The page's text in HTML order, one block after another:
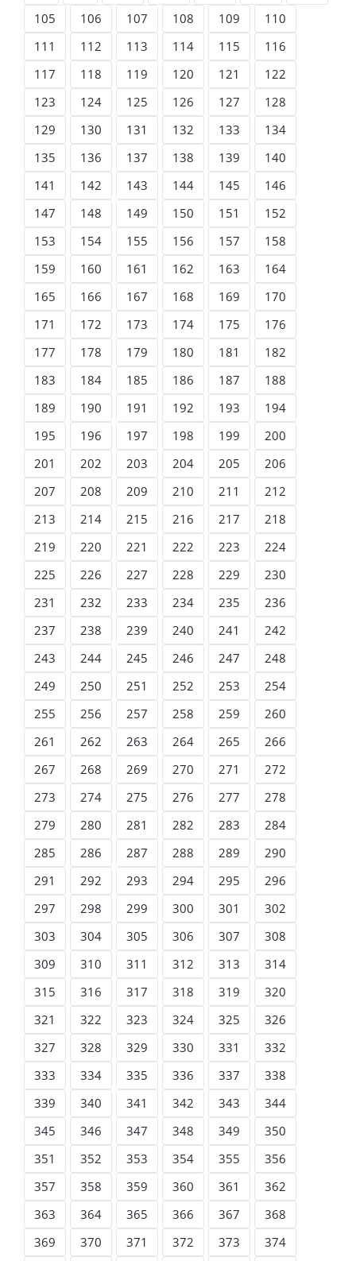
105
106 107 108 109
110
111
112 113 114 115
116
117
118 119 120 121
122
123
124 125 126 127
128
129
130 131 132 133
134
135
136 137 138 139
140
141
142 143 144 145
146
147
148 149 150 151
152
153
154 155 156 157
158
159
160 161 162 163
164
165
166 167 168 169
170
171
172 173 174 175
176
177
178 179 180 181
182
183
184 185 186 187
188
189
190 191 192 193
194
195
196 197 198 199
200
201
202 203 204 205
206
207
208 209 210 211
212
213
214 215 216 217
218
219
220 221 222 223
224
225
226 227 228 229
230
231
232 233 234 235
236
237
238 239 240 241
242
243
244 245 246 247
248
249
250 251 252 253
254
255
256 257 258 259
260
261
262 263 264 265
266
267
268 269 270 271
272
273
274 275 276 277
278
279
280 281 282 283
284
285
286 287 288 289
290
291
292 293 294 295
296
297
298 299 300 301
302
303
304 305 306 307
308
309
310 311 312 313
314
315
316 317 318 319
320
321
322 323 324 325
326
327
328 329 330 331
332
333
334 335 336 337
338
339
340 341 342 343
344
345
346 347 348 349
350
351
352 353 354 355
356
357
358 359 360 361
362
363
364 365 366 367
368
369
370 371 372 373 374